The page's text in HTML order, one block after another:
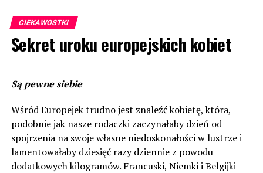
CIEKAWOSTKI
Sekret uroku europejskich kobiet
Są pewne siebie
Wśród Europejek trudno jest znaleźć kobietę, która,
podobnie jak nasze rodaczki zaczynałaby dzień od
spojrzenia na swoje własne niedoskonałości w lustrze i
lamentowałaby dziesięć razy dziennie z powodu
dodatkowych kilogramów. Francuski, Niemki i Belgijki